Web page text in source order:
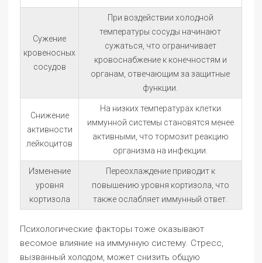
Сужение
кровеносных
сосудов
При воздействии холодной
температуры сосуды начинают
сужаться, что ограничивает
кровоснабжение к конечностям и
органам, отвечающим за защитные
функции.
Снижение
активности
лейкоцитов
На низких температурах клетки
иммунной системы становятся менее
активными, что тормозит реакцию
организма на инфекции.
Изменение
уровня
кортизола
Переохлаждение приводит к
повышению уровня кортизола, что
также ослабляет иммунный ответ.
Психологические факторы тоже оказывают
весомое влияние на иммунную систему. Стресс,
вызванный холодом, может снизить общую